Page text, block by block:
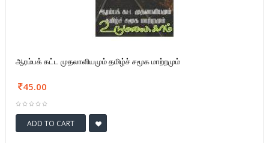
ஆரம்பக் கட்ட முதலாளியமும் தமிழ்ச் சமூக மாற்றமும்
45.00
ADD TO CART